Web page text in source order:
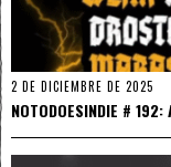
2 DE DICIEMBRE DE 2025
NOTODOESINDIE #